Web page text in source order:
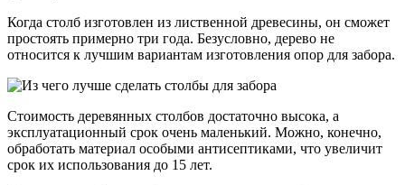
Когда столб изготовлен из лиственной древесины, он сможет
простоять примерно три года. Безусловно, дерево не
относится к лучшим вариантам изготовления опор для забора.
Стоимость деревянных столбов достаточно высока, а
эксплуатационный срок очень маленький. Можно, конечно,
обработать материал особыми антисептиками, что увеличит
срок их использования до 15 лет.